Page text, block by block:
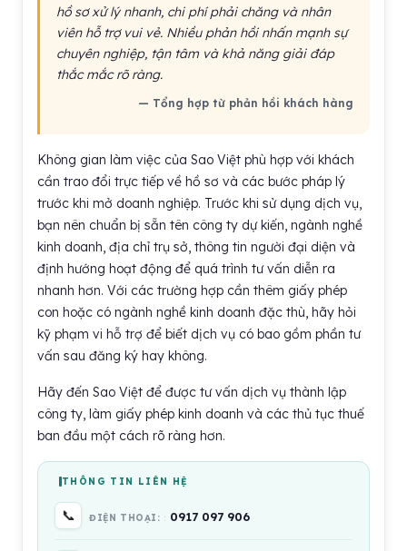
hồ sơ xử lý nhanh, chi phí phải chăng và nhân
viên hỗ trợ vui vẻ. Nhiều phản hồi nhấn mạnh sự
chuyên nghiệp, tận tâm và khả năng giải đáp
thắc mắc rõ ràng.
— Tổng hợp từ phản hồi khách hàng
Không gian làm việc của Sao Việt phù hợp với khách
cần trao đổi trực tiếp về hồ sơ và các bước pháp lý
trước khi mở doanh nghiệp. Trước khi sử dụng dịch vụ,
bạn nên chuẩn bị sẵn tên công ty dự kiến, ngành nghề
kinh doanh, địa chỉ trụ sở, thông tin người đại diện và
định hướng hoạt động để quá trình tư vấn diễn ra
nhanh hơn. Với các trường hợp cần thêm giấy phép
con hoặc có ngành nghề kinh doanh đặc thù, hãy hỏi
kỹ phạm vi hỗ trợ để biết dịch vụ có bao gồm phần tư
vấn sau đăng ký hay không.
Hãy đến Sao Việt để được tư vấn dịch vụ thành lập
công ty, làm giấy phép kinh doanh và các thủ tục thuế
ban đầu một cách rõ ràng hơn.
THÔNG TIN LIÊN HỆ
📞 ĐIỆN THOẠI: 0917 097 906